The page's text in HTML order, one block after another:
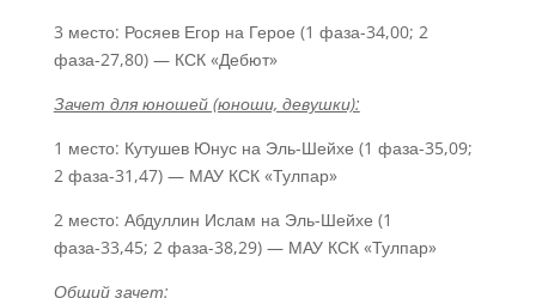
3 место: Росяев Егор на Герое (1 фаза-34,00; 2
фаза-27,80) — КСК «Дебют»
Зачет для юношей (юноши, девушки):
1 место: Кутушев Юнус на Эль-Шейхе (1 фаза-35,09;
2 фаза-31,47) — МАУ КСК «Тулпар»
2 место: Абдуллин Ислам на Эль-Шейхе (1
фаза-33,45; 2 фаза-38,29) — МАУ КСК «Тулпар»
Общий зачет: